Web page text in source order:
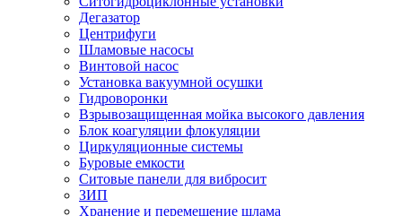
Дегазатор
Центрифуги
Шламовые насосы
Винтовой насос
Установка вакуумной осушки
Гидроворонки
Взрывозащищенная мойка высокого давления
Блок коагуляции флокуляции
Циркуляционные системы
Буровые емкости
Ситовые панели для вибросит
ЗИП
Хранение и перемещение шлама